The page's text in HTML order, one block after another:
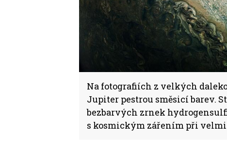
Na fotografiích z velkých
Jupiter pestrou směsicí barev.
bezbarvých zrnek
s kosmickým zářením při